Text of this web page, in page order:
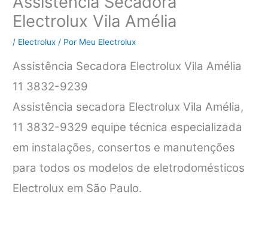
Electrolux Vila Amélia
/ Electrolux / Por Meu Electrolux
Assistência Secadora Electrolux Vila Amélia
11 3832-9239
Assistência secadora Electrolux Vila Amélia,
11 3832-9329 equipe técnica especializada
em instalações, consertos e manutenções
para todos os modelos de eletrodomésticos
Electrolux em São Paulo.